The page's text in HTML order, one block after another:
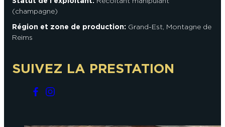
(champagne)
Région et zone de production: Grand-Est, Montagne de
Reims
SUIVEZ LA PRESTATION